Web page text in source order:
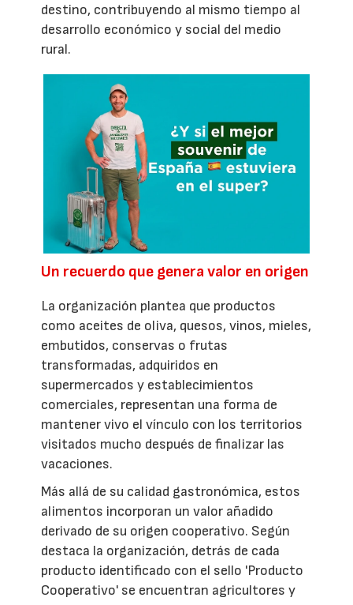
destino, contribuyendo al mismo tiempo al
desarrollo económico y social del medio
rural.
Un recuerdo que genera valor en origen
La organización plantea que productos
como aceites de oliva, quesos, vinos, mieles,
embutidos, conservas o frutas
transformadas, adquiridos en
supermercados y establecimientos
comerciales, representan una forma de
mantener vivo el vínculo con los territorios
visitados mucho después de finalizar las
vacaciones.
Más allá de su calidad gastronómica, estos
alimentos incorporan un valor añadido
derivado de su origen cooperativo. Según
destaca la organización, detrás de cada
producto identificado con el sello 'Producto
Cooperativo' se encuentran agricultores y